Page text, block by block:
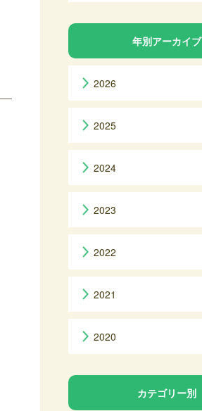
年別アーカイブ
2026
2025
2024
2023
2022
2021
2020
カテゴリー別